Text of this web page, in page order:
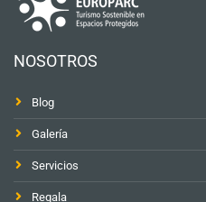
NOSOTROS
Blog
Galería
Servicios
Regala